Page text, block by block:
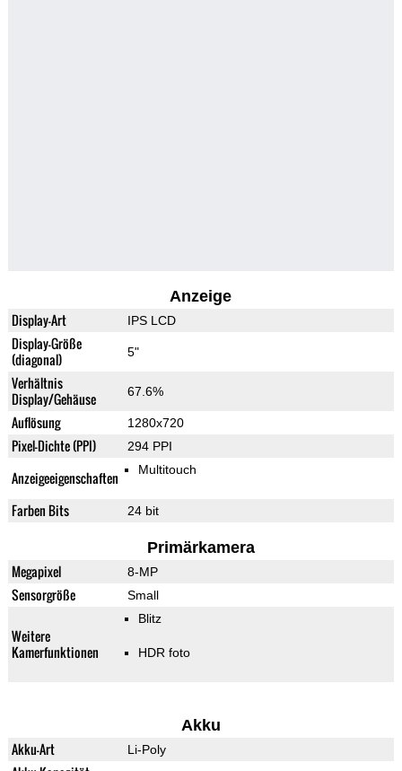
Anzeige
Display-Art IPS LCD
Display-Größe
(diagonal)
5"
Verhältnis
Display/Gehäuse
67.6%
Auflösung 1280x720
Pixel-Dichte (PPI) 294 PPI
Anzeigeeigenschaften Multitouch
Farben Bits 24 bit
Primärkamera
Megapixel 8-MP
Sensorgröße Small
Weitere
Kamerfunktionen
Blitz
HDR foto
Akku
Akku-Art Li-Poly